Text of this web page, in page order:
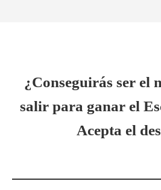
¿Conseguirás ser el
salir para ganar el
Acepta el